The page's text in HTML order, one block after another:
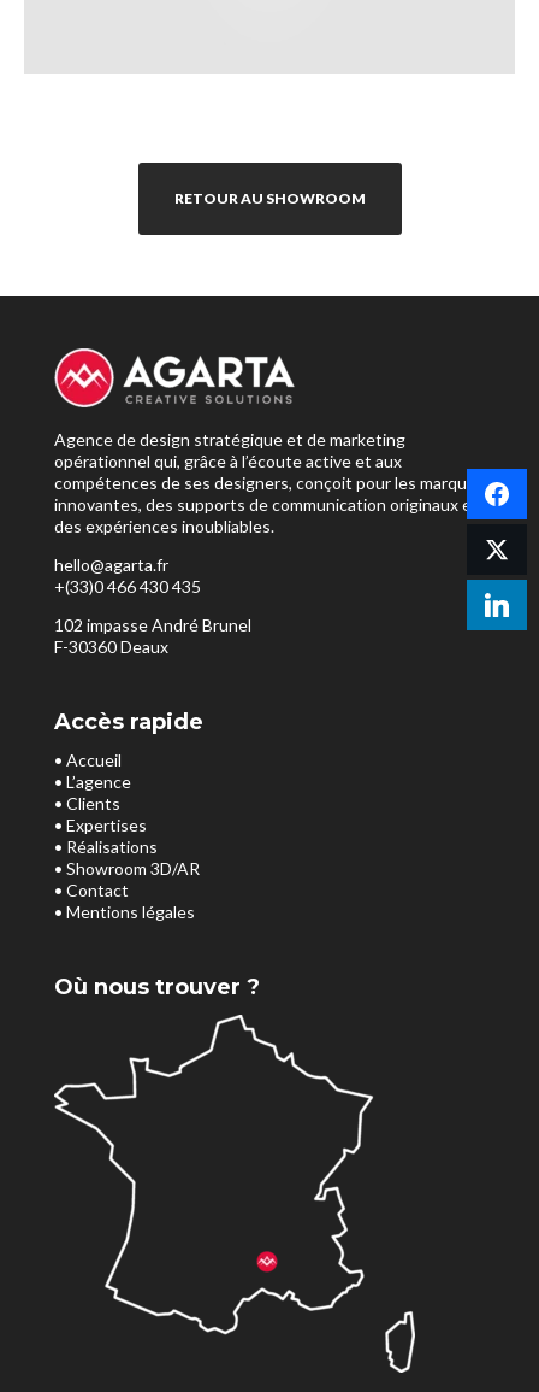
RETOUR AU SHOWROOM
Agence de design stratégique et de marketing
opérationnel qui, grâce à l’écoute active et aux
compétences de ses designers, conçoit pour les marques
innovantes, des supports de communication originaux et
des expériences inoubliables.
hello@agarta.fr
+(33)0 466 430 435
102 impasse André Brunel
F-30360 Deaux
Accès rapide
• Accueil
• L’agence
• Clients
• Expertises
• Réalisations
• Showroom 3D/AR
• Contact
• Mentions légales
Où nous trouver ?